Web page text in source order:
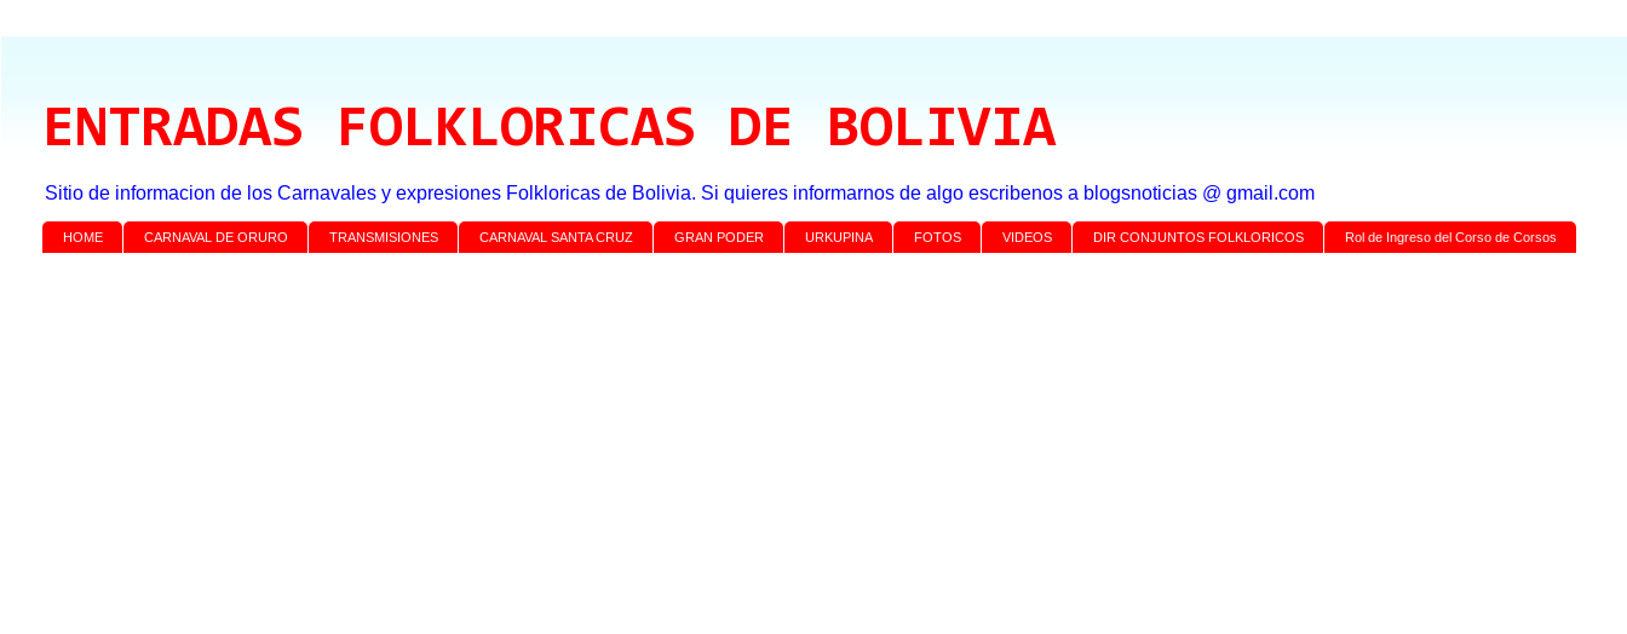
ENTRADAS FOLKLORICAS DE BOLIVIA
Sitio de informacion de los Carnavales y expresiones Folkloricas de Bolivia. Si quieres informarnos de algo escribenos a blogsnoticias @ gmail.com
HOME CARNAVAL DE ORURO TRANSMISIONES CARNAVAL SANTA CRUZ GRAN PODER URKUPINA FOTOS VIDEOS DIR CONJUNTOS FOLKLORICOS Rol de Ingreso del Corso de Corsos